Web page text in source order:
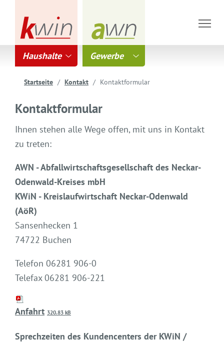
Haushalte Gewerbe
Startseite Kontakt Kontaktformular
Kontaktformular
Ihnen stehen alle Wege offen, mit uns in Kontakt
zu treten:
AWN - Abfallwirtschaftsgesellschaft des Neckar-
Odenwald-Kreises mbH
KWiN - Kreislaufwirtschaft Neckar-Odenwald
(AöR)
Sansenhecken 1
74722 Buchen
Telefon 06281 906-0
Telefax 06281 906-221
Anfahrt 320.83 kB
Sprechzeiten des Kundencenters der KWiN /